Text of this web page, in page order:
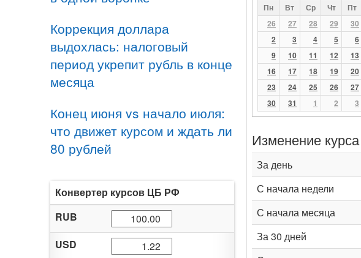
Коррекция доллара
выдохлась: налоговый
период укрепит рубль в конце
месяца
Конец июня vs начало июля:
что движет курсом и ждать ли
80 рублей
Конвертер курсов ЦБ РФ
RUB
USD
Пн Вт Ср Чт Пт
26
27 28 29 30
2
3 4 5 6
9
10 11 12 13
16
17 18 19 20
23
24 25 26 27
30
31 1 2 3
Изменение курса
За день
С начала недели
С начала месяца
За 30 дней